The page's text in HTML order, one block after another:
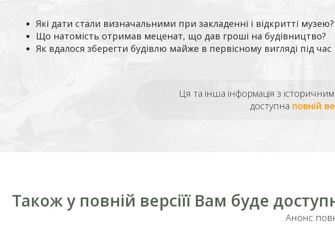
Які дати стали визначальними при закладенні і відкритті музею?
Що натомість отримав меценат, що дав гроші на будівництво?
Як вдалося зберегти будівлю майже в первісному вигляді під час
Ця та інша інформація з
доступна повній
Також у повній версіїї Вам буде
Анонс